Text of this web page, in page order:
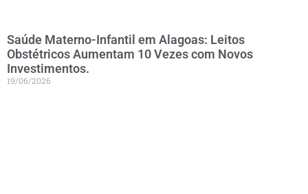
Saúde Materno-Infantil em Alagoas: Leitos
Obstétricos Aumentam 10 Vezes com Novos
Investimentos.
19/06/2026